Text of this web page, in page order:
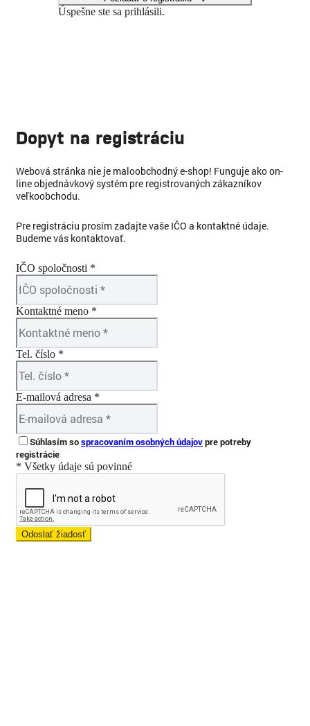
Úspešne ste sa prihlásili.
Dopyt na registráciu
Webová stránka nie je maloobchodný e-shop! Funguje ako on-
line objednávkový systém pre registrovaných zákazníkov
veľkoobchodu.
Pre registráciu prosím zadajte vaše IČO a kontaktné údaje.
Budeme vás kontaktovať.
IČO spoločnosti *
Kontaktné meno *
Tel. číslo *
E-mailová adresa *
Súhlasím sospracovaním osobných údajovpre potreby
registrácie
* Všetky údaje sú povinné
Odoslať žiadosť